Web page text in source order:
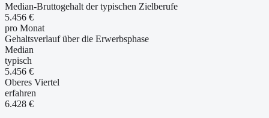
Median-Bruttogehalt der typischen Zielberufe
5.456 €
pro Monat
Gehaltsverlauf über die Erwerbsphase
Median
typisch
5.456 €
Oberes Viertel
erfahren
6.428 €